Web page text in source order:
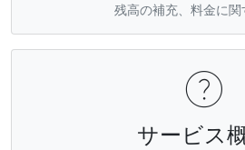
残高の補充、料金に関

サービス